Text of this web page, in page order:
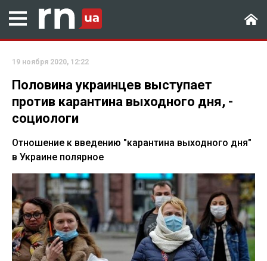
19 ноября 2020, 12:22
Половина украинцев выступает
против карантина выходного дня, -
социологи
Отношение к введению "карантина выходного дня"
в Украине полярное